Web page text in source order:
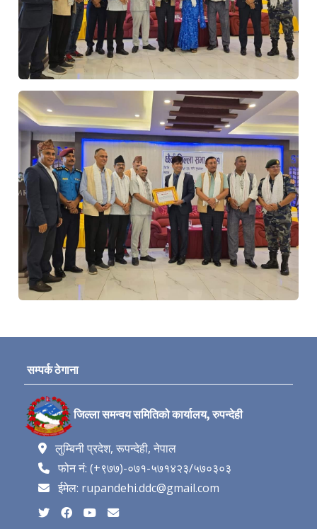
सम्पर्क ठेगाना
जिल्ला समन्वय समितिको कार्यालय, रुपन्देही
लुम्बिनी प्रदेश, रूपन्देही, नेपाल
फोन नं: (+९७७)-०७१-५७१४२३/५७०३०३
ईमेल: rupandehi.ddc@gmail.com